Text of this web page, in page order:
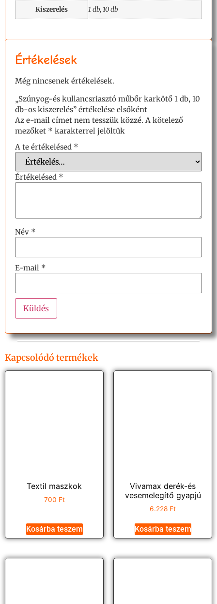
Kiszerelés 1 db, 10 db
Értékelések
Még nincsenek értékelések.
„Szúnyog-és kullancsriasztó műbőr karkötő 1 db, 10
db-os kiszerelés” értékelése elsőként
Az e-mail címet nem tesszük közzé. A kötelező
mezőket * karakterrel jelöltük
A te értékelésed *
Értékelésed *
Név *
E-mail *
Kapcsolódó termékek
Textil maszkok
700 Ft
Kosárba teszem
Vivamax derék-és
vesemelegítő gyapjú
6.228 Ft
Kosárba teszem